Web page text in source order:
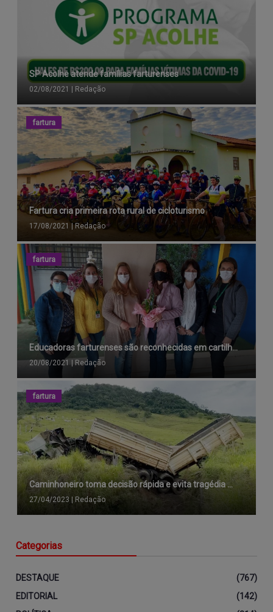
SP Acolhe atende famílias farturenses
02/08/2021 Redação
fartura
Fartura cria primeira rota rural de cicloturismo
17/08/2021 | Redação
fartura
Educadoras farturenses são reconhecidas em cartilh...
20/08/2021 Redação
fartura
Caminhoneiro toma decisão rápida e evita tragédia ...
27/04/2023 Redação
Categorias
DESTAQUE
(767)
EDITORIAL
(142)